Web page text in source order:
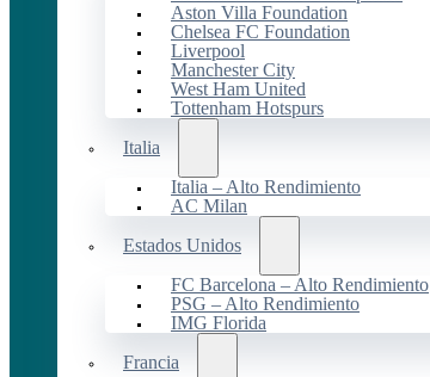
Aston Villa Foundation
Chelsea FC Foundation
Liverpool
Manchester City
West Ham United
Tottenham Hotspurs
Italia
Italia – Alto Rendimiento
AC Milan
Estados Unidos
FC Barcelona – Alto Rendimiento
PSG – Alto Rendimiento
IMG Florida
Francia